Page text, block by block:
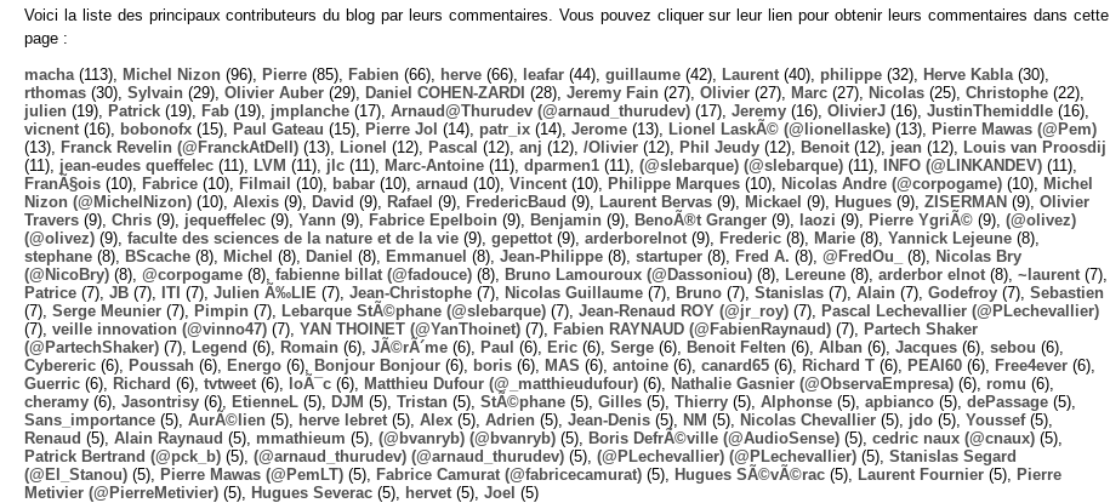
Voici la liste des principaux contributeurs du blog par leurs commentaires. Vous pouvez cliquer sur leur lien pour obtenir leurs commentaires dans cette
page :
macha (113), Michel Nizon (96), Pierre (85), Fabien (66), herve (66), leafar (44), guillaume (42), Laurent (40), philippe (32), Herve Kabla (30),
rthomas (30), Sylvain (29), Olivier Auber (29), Daniel COHEN-ZARDI (28), Jeremy Fain (27), Olivier (27), Marc (27), Nicolas (25), Christophe (22),
julien (19), Patrick (19), Fab (19), jmplanche (17), Arnaud@Thurudev (@arnaud_thurudev) (17), Jeremy (16), OlivierJ (16), JustinThemiddle (16),
vicnent (16), bobonofx (15), Paul Gateau (15), Pierre Jol (14), patr_ix (14), Jerome (13), Lionel LaskÃ© (@lionellaske) (13),
Pierre Mawas (@Pem)
(13),
Franck Revelin (@FranckAtDell) (13), Lionel (12), Pascal (12), anj (12), /Olivier (12), Phil Jeudy (12), Benoit (12), jean (12),
Louis van Proosdij
(11), jean-eudes queffelec (11), LVM (11), jlc (11), Marc-Antoine (11), dparmen1 (11), (@slebarque) (@slebarque) (11), INFO (@LINKANDEV) (11),
FranÃ§ois (10), Fabrice (10), Filmail (10), babar (10), arnaud (10), Vincent (10), Philippe Marques (10), Nicolas Andre (@corpogame) (10),
Michel
Nizon (@MichelNizon) (10), Alexis (9), David (9), Rafael (9), FredericBaud (9), Laurent Bervas (9), Mickael (9), Hugues (9), ZISERMAN (9), Olivier
Travers (9), Chris (9), jequeffelec (9), Yann (9), Fabrice Epelboin (9), Benjamin (9), BenoÃ®t Granger (9), laozi (9), Pierre YgriÃ© (9), (@olivez)
(@olivez) (9), faculte des sciences de la nature et de la vie (9), gepettot (9), arderborelnot (9), Frederic (8), Marie (8), Yannick Lejeune (8),
stephane (8), BScache (8), Michel (8), Daniel (8), Emmanuel (8), Jean-Philippe (8), startuper (8), Fred A. (8), @FredOu_ (8),
Nicolas Bry
(@NicoBry) (8), @corpogame (8), fabienne billat (@fadouce) (8), Bruno Lamouroux (@Dassoniou) (8), Lereune (8), arderbor elnot (8), ~laurent (7),
Patrice (7), JB (7), ITI (7), Julien Ã‰LIE (7), Jean-Christophe (7), Nicolas Guillaume (7), Bruno (7), Stanislas (7), Alain (7), Godefroy (7), Sebastien
(7), Serge Meunier (7), Pimpin (7), Lebarque StÃ©phane (@slebarque) (7), Jean-Renaud ROY (@jr_roy) (7),
Pascal Lechevallier (@PLechevallier)
(7), veille innovation (@vinno47) (7), YAN THOINET (@YanThoinet) (7), Fabien RAYNAUD (@FabienRaynaud) (7),
Partech Shaker
(@PartechShaker) (7), Legend (6), Romain (6), JÃ©rÃ´me (6), Paul (6), Eric (6), Serge (6), Benoit Felten (6), Alban (6), Jacques (6), sebou (6),
Cybereric (6), Poussah (6), Energo (6), Bonjour Bonjour (6), boris (6), MAS (6), antoine (6), canard65 (6), Richard T (6), PEAI60 (6), Free4ever (6),
Guerric (6), Richard (6), tvtweet (6), loÃ¯c (6), Matthieu Dufour (@_matthieudufour) (6), Nathalie Gasnier (@ObservaEmpresa) (6), romu (6),
cheramy (6), Jasontrisy (6), EtienneL (5), DJM (5), Tristan (5), StÃ©phane (5), Gilles (5), Thierry (5), Alphonse (5), apbianco (5), dePassage (5),
Sans_importance (5), AurÃ©lien (5), herve lebret (5), Alex (5), Adrien (5), Jean-Denis (5), NM (5), Nicolas Chevallier (5), jdo (5), Youssef(5),
Renaud (5), Alain Raynaud (5), mmathieum (5), (@bvanryb) (@bvanryb) (5), Boris DefrÃ©ville (@AudioSense) (5), cedric naux (@cnaux) (5),
Patrick Bertrand (@pck_b) (5), (@arnaud_thurudev) (@arnaud_thurudev) (5), (@PLechevallier) (@PLechevallier) (5), Stanislas Segard
(@El_Stanou) (5), Pierre Mawas (@PemLT) (5), Fabrice Camurat (@fabricecamurat) (5), Hugues SÃ©vÃ©rac (5), Laurent Fournier (5),
Pierre
Metivier (@PierreMetivier) (5), Hugues Severac (5), hervet (5), Joel (5)